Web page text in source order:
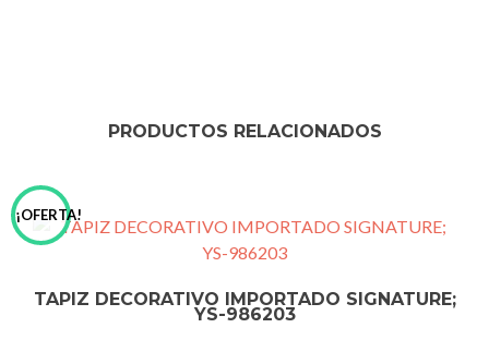
PRODUCTOS RELACIONADOS
¡OFERTA!
TAPIZ DECORATIVO IMPORTADO SIGNATURE;
YS-986203